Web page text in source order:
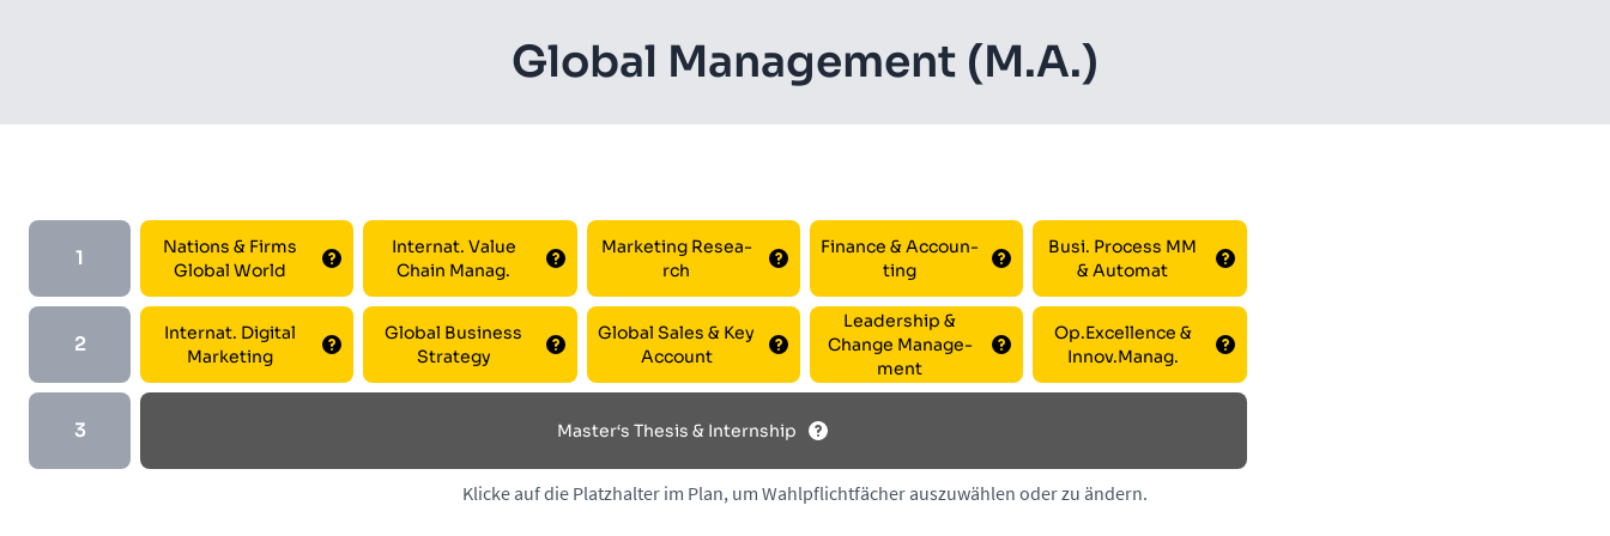
Glo­bal Ma­nage­ment (M.A.)
1
Na­ti­ons & Firms
Glo­bal World
In­ter­nat. Value
Chain Manag.
Mar­ke­ting Re­sea­
rch
Fi­nance & Ac­coun­
ting
Busi. Pro­cess MM
& Au­to­mat
2
In­ter­nat. Di­gi­tal
Mar­ke­ting
Glo­bal Busi­ness
Stra­t­egy
Glo­bal Sales & Key
Ac­count
Lea­der­ship &
Change Ma­nage­
ment
Op.Ex­cel­lence &
Innov.Manag.
3 Mas­ter‘s The­sis & In­tern­ship
Klicke auf die Platzhalter im Plan, um Wahlpflichtfächer auszuwählen oder zu ändern.